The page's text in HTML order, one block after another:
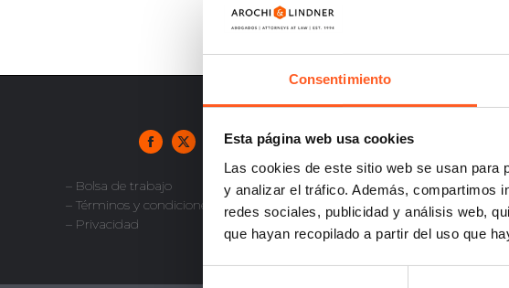
Consentimiento
Esta página web usa cookies
Las cookies de este sitio web se usan para
y analizar el tráfico. Además, compartimos
redes sociales, publicidad y análisis web,
que hayan recopilado a partir del uso que
– Bolsa de trabajo
– Términos y condiciones
– Privacidad
info@arochilindner.com
+52 55 5095 2050